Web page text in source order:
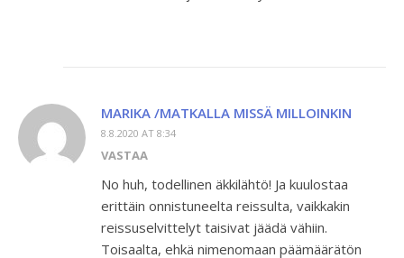
MARIKA /MATKALLA MISSÄ MILLOINKIN
8.8.2020 AT 8:34
VASTAA
No huh, todellinen äkkilähtö! Ja kuulostaa
erittäin onnistuneelta reissulta, vaikkakin
reissuselvittelyt taisivat jäädä vähiin.
Toisaalta, ehkä nimenomaan päämäärätön